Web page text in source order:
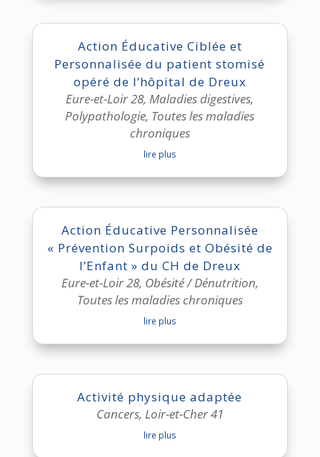
Action Éducative Ciblée et
Personnalisée du patient stomisé
opéré de l’hôpital de Dreux
Eure-et-Loir 28,Maladies digestives,
Polypathologie, Toutes les maladies
chroniques
lire plus
Action Éducative Personnalisée
« Prévention Surpoids et Obésité de
l’Enfant » du CH de Dreux
Eure-et-Loir 28, Obésité / Dénutrition,
Toutes les maladies chroniques
lire plus
Activité physique adaptée
Cancers, Loir-et-Cher 41
lire plus